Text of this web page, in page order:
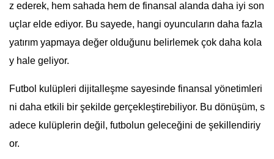
z ederek, hem sahada hem de finansal alanda daha iyi son
uçlar elde ediyor. Bu sayede, hangi oyuncuların daha fazla
yatırım yapmaya değer olduğunu belirlemek çok daha kola
y hale geliyor.
Futbol kulüpleri dijitalleşme sayesinde finansal yönetimleri
ni daha etkili bir şekilde gerçekleştirebiliyor. Bu dönüşüm, s
adece kulüplerin değil, futbolun geleceğini de şekillendiriy
or.